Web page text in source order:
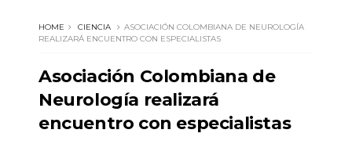
HOME CIENCIA
ASOCIACIÓN COLOMBIANA DE NEUROLOGÍA
REALIZARÁ ENCUENTRO CON ESPECIALISTAS
Asociación Colombiana de
Neurología realizará
encuentro con especialistas